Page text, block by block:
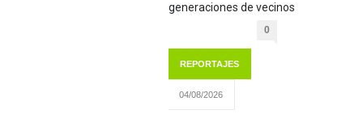
generaciones de vecinos
0
REPORTAJES
04/08/2026